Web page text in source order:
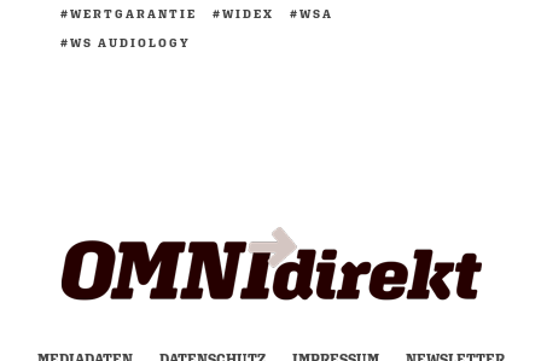
WERTGARANTIE
WIDEX
WSA
WS AUDIOLOGY